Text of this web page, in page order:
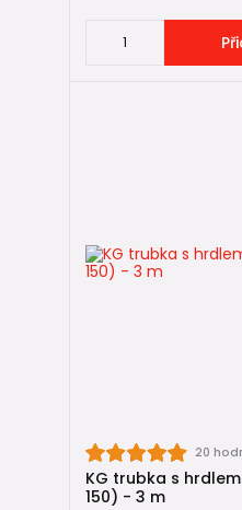
20
KG trubka s hrdlem
150) - 3 m